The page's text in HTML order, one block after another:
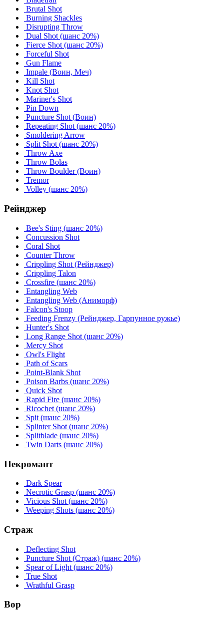
Brutal Shot
Burning Shackles
Disrupting Throw
Dual Shot(шанс 20%)
Fierce Shot(шанс 20%)
Forceful Shot
Gun Flame
Impale (Воин, Меч)
Kill Shot
Knot Shot
Mariner's Shot
Pin Down
Puncture Shot (Воин)
Repeating Shot(шанс 20%)
Smoldering Arrow
Split Shot(шанс 20%)
Throw Axe
Throw Bolas
Throw Boulder (Воин)
Tremor
Volley (шанс 20%)
Рейнджер
Bee's Sting (шанс 20%)
Concussion Shot
Coral Shot
Counter Throw
Crippling Shot (Рейнджер)
Crippling Talon
Crossfire (шанс 20%)
Entangling Web
Entangling Web (Аниморф)
Falcon's Stoop
Feeding Frenzy (Рейнджер, Гарпунное ружье)
Hunter's Shot
Long Range Shot (шанс 20%)
Mercy Shot
Owl's Flight
Path of Scars
Point-Blank Shot
Poison Barbs (шанс 20%)
Quick Shot
Rapid Fire (шанс 20%)
Ricochet (шанс 20%)
Spit (шанс 20%)
Splinter Shot (шанс 20%)
Splitblade (шанс 20%)
Twin Darts (шанс 20%)
Некромант
Dark Spear
Necrotic Grasp (шанс 20%)
Vicious Shot (шанс 20%)
Weeping Shots (шанс 20%)
Страж
Deflecting Shot
Puncture Shot (Страж) (шанс 20%)
Spear of Light (шанс 20%)
True Shot
Wrathful Grasp
Вор